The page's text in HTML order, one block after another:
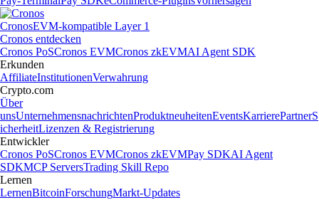
CronosEVM-kompatible Layer 1
Cronos entdecken
Cronos PoSCronos EVMCronos zkEVMAI Agent SDK
Erkunden
AffiliateInstitutionenVerwahrung
Crypto.com
Über
unsUnternehmensnachrichtenProduktneuheitenEventsKarrierePartnerS
icherheitLizenzen & Registrierung
Entwickler
Cronos PoSCronos EVMCronos zkEVMPay SDKAI Agent
SDKMCP ServersTrading Skill Repo
Lernen
LernenBitcoinForschungMarkt-Updates